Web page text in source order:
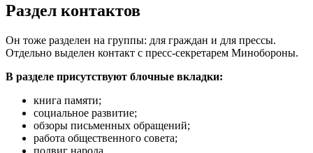
Раздел контактов
Он тоже разделен на группы: для граждан и для прессы.
Отдельно выделен контакт с пресс-секретарем Минобороны.
В разделе присутствуют блочные вкладки:
книга памяти;
социальное развитие;
обзоры письменных обращений;
работа общественного совета;
подвиг народа.